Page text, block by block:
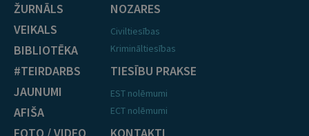
ŽURNĀLS
VEIKALS
BIBLIOTĒKA
#TEIRDARBS
JAUNUMI
AFIŠA
NOZARES
Civiltiesības
Krimināltiesības
TIESĪBU PRAKSE
EST nolēmumi
ECT nolēmumi